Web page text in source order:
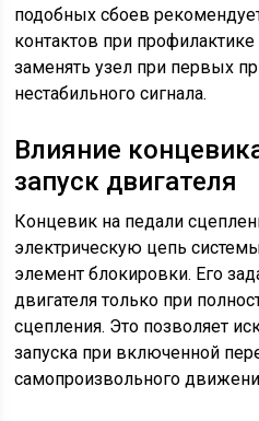
подобных сбоев
контактов при
заменять узел при первых
нестабильного сигнала.
Влияние
запуск двигателя
Концевик на педали
электрическую цепь
элемент блокировки. Его
двигателя только при
сцепления. Это позволяет
запуска при включенной
самопроизвольного